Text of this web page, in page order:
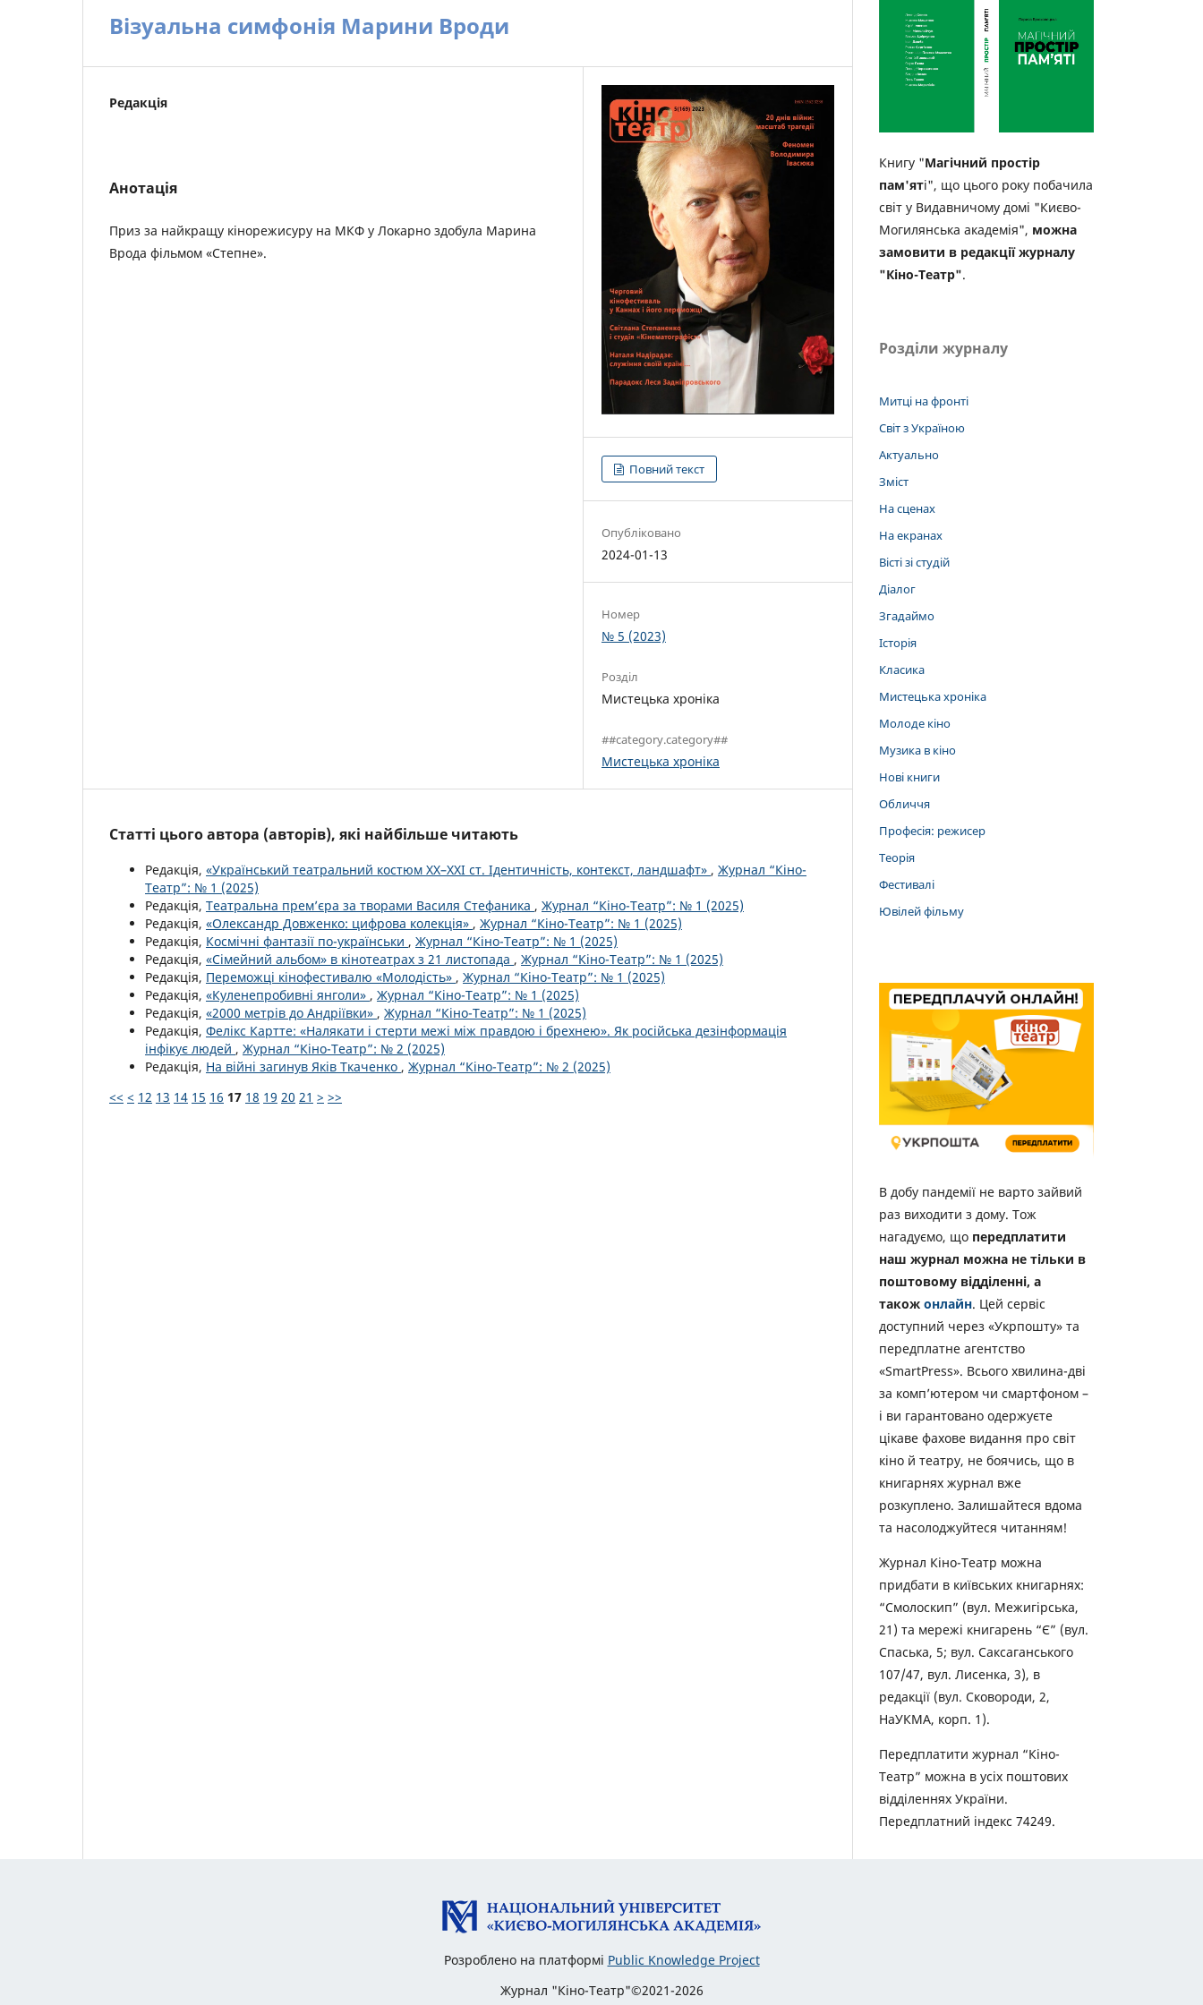
Візуальна симфонія Марини Вроди
Редакція
Анотація
Приз за найкращу кінорежисуру на МКФ у Локарно здобула Марина
Врода фільмом «Степне».
Повний текст
Опубліковано
2024-01-13
Номер
№ 5 (2023)
Розділ
Мистецька хроніка
##category.category##
Мистецька хроніка
Статті цього автора (авторів), які найбільше читають
Редакція, «Український театральний костюм XX–XXI ст. Ідентичність, контекст, ландшафт» , Журнал “Кіно-
Театр”: № 1 (2025)
Редакція, Театральна прем’єра за творами Василя Стефаника , Журнал “Кіно-Театр”: № 1 (2025)
Редакція, «Олександр Довженко: цифрова колекція» , Журнал “Кіно-Театр”: № 1 (2025)
Редакція, Космічні фантазії по-українськи , Журнал “Кіно-Театр”: № 1 (2025)
Редакція, «Сімейний альбом» в кінотеатрах з 21 листопада , Журнал “Кіно-Театр”: № 1 (2025)
Редакція, Переможці кінофестивалю «Молодість» , Журнал “Кіно-Театр”: № 1 (2025)
Редакція, «Куленепробивні янголи» , Журнал “Кіно-Театр”: № 1 (2025)
Редакція, «2000 метрів до Андріївки» , Журнал “Кіно-Театр”: № 1 (2025)
Редакція, Фелікс Картте: «Налякати і стерти межі між правдою і брехнею». Як російська дезінформація
інфікує людей , Журнал “Кіно-Театр”: № 2 (2025)
Редакція, На війні загинув Яків Ткаченко , Журнал “Кіно-Театр”: № 2 (2025)
<< < 12 13 14 15 16 17 18 19 20 21 > >>
Книгу "Магічний простір
пам'яті", що цього року побачила
світ у Видавничому домі "Києво-
Могилянська академія", можна
замовити в редакції журналу
"Кіно-Театр".
Розділи журналу
Митці на фронті
Світ з Україною
Актуально
Зміст
На сценах
На екранах
Вісті зі студій
Діалог
Згадаймо
Історія
Класика
Мистецька хроніка
Молоде кіно
Музика в кіно
Нові книги
Обличчя
Професія: режисер
Теорія
Фестивалі
Ювілей фільму
В добу пандемії не варто зайвий
раз виходити з дому. Тож
нагадуємо, що передплатити
наш журнал можна не тільки в
поштовому відділенні, а
також онлайн. Цей сервіс
доступний через «Укрпошту» та
передплатне агентство
«SmartPress». Всього хвилина-дві
за комп’ютером чи смартфоном –
і ви гарантовано одержуєте
цікаве фахове видання про світ
кіно й театру, не боячись, що в
книгарнях журнал вже
розкуплено. Залишайтеся вдома
та насолоджуйтеся читанням!
Журнал Кіно-Театр можна
придбати в київських книгарнях:
“Смолоскип” (вул. Межигірська,
21) та мережі книгарень “Є” (вул.
Спаська, 5; вул. Саксаганського
107/47, вул. Лисенка, 3), в
редакції (вул. Сковороди, 2,
НаУКМА, корп. 1).
Передплатити журнал “Кіно-
Театр” можна в усіх поштових
відділеннях України.
Передплатний індекс 74249.
Розроблено на платформі Public Knowledge Project
Журнал "Кіно-Театр"©2021-2026